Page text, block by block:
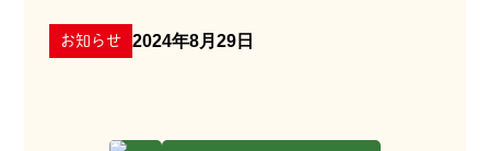
お知らせ 2024年8月29日